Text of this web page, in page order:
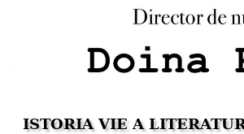
ISTORIA VIE A